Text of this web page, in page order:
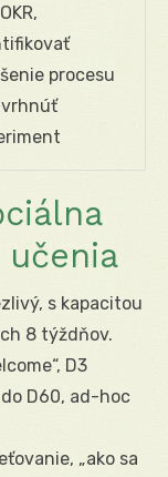
procesu
učenia
s kapacitou
8 týždňov.
D3
D60, ad-hoc
„ako sa